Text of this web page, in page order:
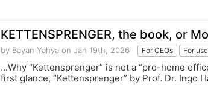
KETTENSPRENGER, the book, or
by Bayan Yahya on Jan 19th, 2026 For CEOs For
...Why “Kettensprenger” is not a “pro-home
first glance, “Kettensprenger” by Prof. Dr. Ingo